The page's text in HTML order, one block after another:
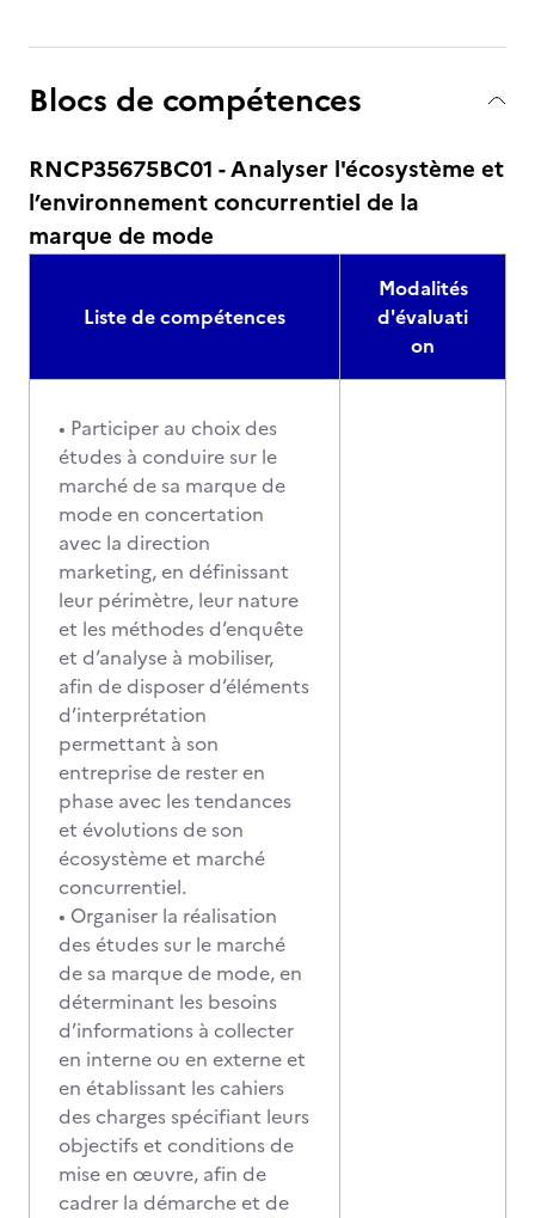
Blocs de compétences
RNCP35675BC01 - Analyser l'écosystème et
l’environnement concurrentiel de la
marque de mode
Liste de compétences
Modalités
d'évaluati
on
• Participer au choix des
études à conduire sur le
marché de sa marque de
mode en concertation
avec la direction
marketing, en définissant
leur périmètre, leur nature
et les méthodes d’enquête
et d’analyse à mobiliser,
afin de disposer d’éléments
d’interprétation
permettant à son
entreprise de rester en
phase avec les tendances
et évolutions de son
écosystème et marché
concurrentiel.
• Organiser la réalisation
des études sur le marché
de sa marque de mode, en
déterminant les besoins
d’informations à collecter
en interne ou en externe et
en établissant les cahiers
des charges spécifiant leurs
objectifs et conditions de
mise en œuvre, afin de
cadrer la démarche et de